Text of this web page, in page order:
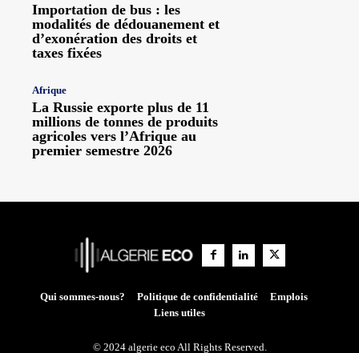
Importation de bus : les
modalités de dédouanement et
d’exonération des droits et
taxes fixées
Afrique
La Russie exporte plus de 11
millions de tonnes de produits
agricoles vers l’Afrique au
premier semestre 2026
Qui sommes-nous? Politique de confidentialité
Emplois
Liens utiles
© 2024 algerie eco All Rights Reserved.